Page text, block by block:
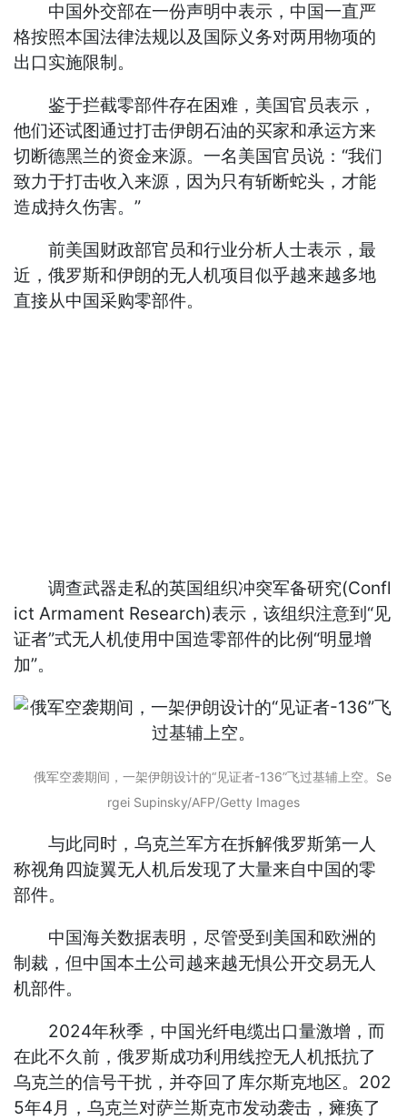
中国外交部在一份声明中表示，中国一直严
格按照本国法律法规以及国际义务对两用物项的
出口实施限制。
鉴于拦截零部件存在困难，美国官员表示，
他们还试图通过打击伊朗石油的买家和承运方来
切断德黑兰的资金来源。一名美国官员说：“我们
致力于打击收入来源，因为只有斩断蛇头，才能
造成持久伤害。”
前美国财政部官员和行业分析人士表示，最
近，俄罗斯和伊朗的无人机项目似乎越来越多地
直接从中国采购零部件。
调查武器走私的英国组织冲突军备研究(Confl
ict Armament Research)表示，该组织注意到“见
证者”式无人机使用中国造零部件的比例“明显增
加”。
俄军空袭期间，一架伊朗设计的“见证者-136”飞过基辅上空。Se
rgei Supinsky/AFP/Getty Images
与此同时，乌克兰军方在拆解俄罗斯第一人
称视角四旋翼无人机后发现了大量来自中国的零
部件。
中国海关数据表明，尽管受到美国和欧洲的
制裁，但中国本土公司越来越无惧公开交易无人
机部件。
2024年秋季，中国光纤电缆出口量激增，而
在此不久前，俄罗斯成功利用线控无人机抵抗了
乌克兰的信号干扰，并夺回了库尔斯克地区。202
5年4月，乌克兰对萨兰斯克市发动袭击，瘫痪了